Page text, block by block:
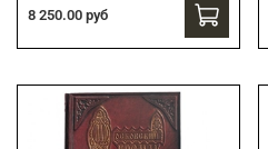
8 250.00 руб